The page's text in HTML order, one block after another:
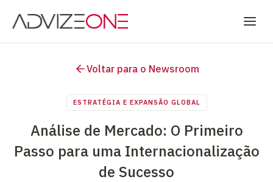
Voltar para o Newsroom
ESTRATÉGIA E EXPANSÃO GLOBAL
Análise de Mercado: O Primeiro
Passo para uma Internacionalização
de Sucesso